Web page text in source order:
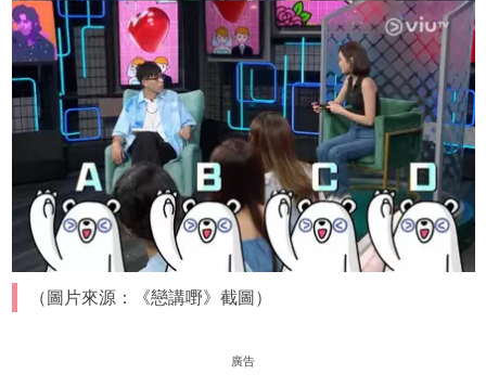
（圖片來源：《戀講嘢》截圖）
廣告